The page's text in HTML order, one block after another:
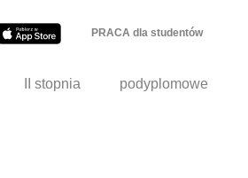
PRACA dla studentów
II stopnia podyplomowe